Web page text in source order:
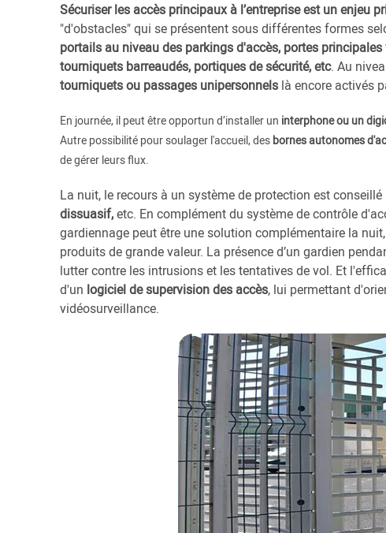
Sécuriser les accès principaux à l’entreprise est un enjeu
"d'obstacles" qui se présentent sous différentes formes
portails au niveau des parkings d'accès, portes
tourniquets barreaudés, portiques de sécurité, etc. Au
tourniquets ou passages unipersonnels là encore activés
En journée, il peut être opportun d’installer un interphone ou un
Autre possibilité pour soulager l'accueil, des bornes autonomes
de gérer leurs flux.
La nuit, le recours à un système de protection est conseillé
dissuasif,etc. En complément du système de contrôle
gardiennage peut être une solution complémentaire la
produits de grande valeur. La présence d’un gardien
lutter contre les intrusions et les tentatives de vol. Et
d'un logicielde supervision des accès, lui permettant
vidéosurveillance.